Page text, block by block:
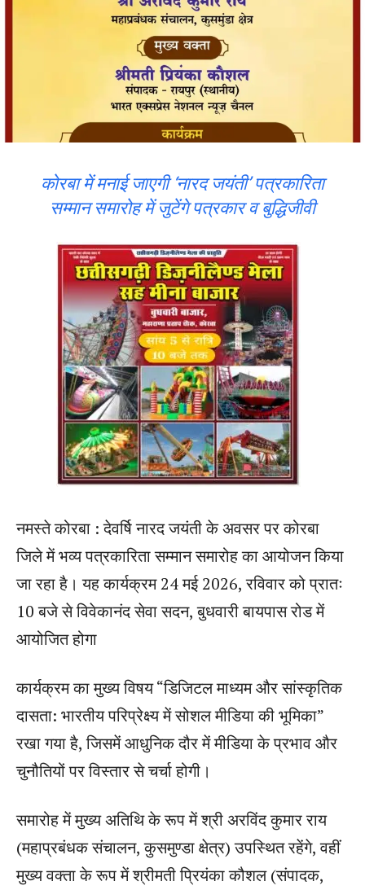
कोरबा में मनाई जाएगी ‘नारद जयंती’ पत्रकारिता
सम्मान समारोह में जुटेंगे पत्रकार व बुद्धिजीवी
नमस्ते कोरबा : देवर्षि नारद जयंती के अवसर पर कोरबा
जिले में भव्य पत्रकारिता सम्मान समारोह का आयोजन किया
जा रहा है। यह कार्यक्रम 24 मई 2026, रविवार को प्रातः
10 बजे से विवेकानंद सेवा सदन, बुधवारी बायपास रोड में
आयोजित होगा
कार्यक्रम का मुख्य विषय “डिजिटल माध्यम और सांस्कृतिक
दासता: भारतीय परिप्रेक्ष्य में सोशल मीडिया की भूमिका”
रखा गया है, जिसमें आधुनिक दौर में मीडिया के प्रभाव और
चुनौतियों पर विस्तार से चर्चा होगी।
समारोह में मुख्य अतिथि के रूप में श्री अरविंद कुमार राय
(महाप्रबंधक संचालन, कुसमुण्डा क्षेत्र) उपस्थित रहेंगे, वहीं
मुख्य वक्ता के रूप में श्रीमती प्रियंका कौशल (संपादक,